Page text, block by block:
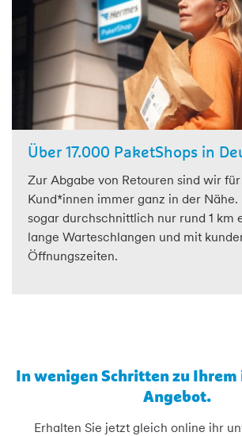
Über 17.000 PaketShops in
Zur Abgabe von Retouren sind wir
Kund*innen immer ganz in der Nähe.
sogar durchschnittlich nur rund 1 km
lange Warteschlangen und mit
Öffnungszeiten.
In wenigen Schritten zu
Angebot.
Erhalten Sie jetzt gleich online ihr